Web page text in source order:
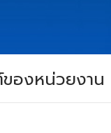
องหน่วยงาน